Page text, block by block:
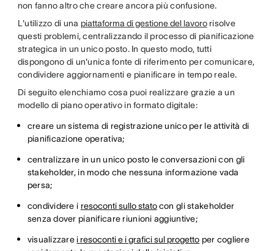
non fanno altro che creare ancora più confusione.
L'utilizzo di una piattaforma di gestione del lavororisolve
questi problemi, centralizzando il processo di pianificazione
strategica in un unico posto. In questo modo, tutti
dispongono di un'unica fonte di riferimento per comunicare,
condividere aggiornamenti e pianificare in tempo reale.
Di seguito elenchiamo cosa puoi realizzare grazie a un
modello di piano operativo in formato digitale:
creare un sistema di registrazione unico per le attività di
pianificazione operativa;
centralizzare in un unico posto le conversazioni con gli
stakeholder, in modo che nessuna informazione vada
persa;
condividere i resoconti sullo statocon gli stakeholder
senza dover pianificare riunioni aggiuntive;
visualizzarei resoconti e i grafici sul progetto per cogliere